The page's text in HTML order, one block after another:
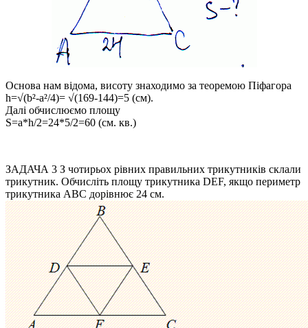
Основа нам відома, висоту знаходимо за теоремою Піфагора
h=√(b²-a²/4)= √(169-144)=5 (см).
Далі обчислюємо площу
S=a*h/2=24*5/2=60 (см. кв.)
ЗАДАЧА 3 З чотирьох рівних правильних трикутників склали
трикутник. Обчисліть площу трикутника DЕF, якщо периметр
трикутника АВС дорівнює 24 см.